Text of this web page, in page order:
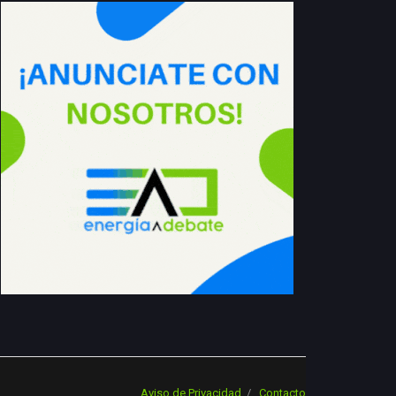
Aviso de Privacidad Contacto